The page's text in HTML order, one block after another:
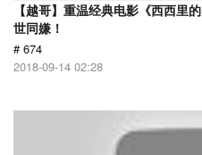
【越哥】重温经典电影《西西里
世同嫌！
# 674
2018-09-14 02:28